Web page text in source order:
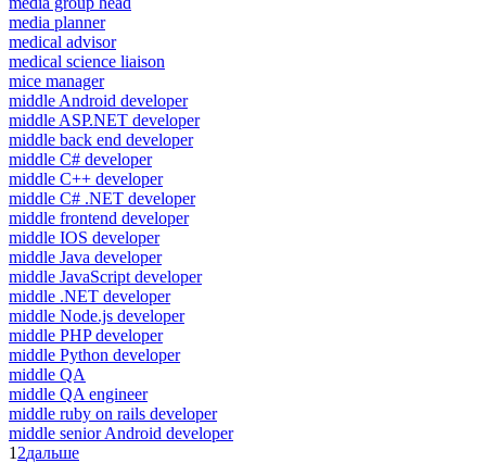
media planner
medical advisor
medical science liaison
mice manager
middle Android developer
middle ASP.NET developer
middle back end developer
middle C# developer
middle C++ developer
middle C# .NET developer
middle frontend developer
middle IOS developer
middle Java developer
middle JavaScript developer
middle .NET developer
middle Node.js developer
middle PHP developer
middle Python developer
middle QA
middle QA engineer
middle ruby on rails developer
middle senior Android developer
1 2дальше